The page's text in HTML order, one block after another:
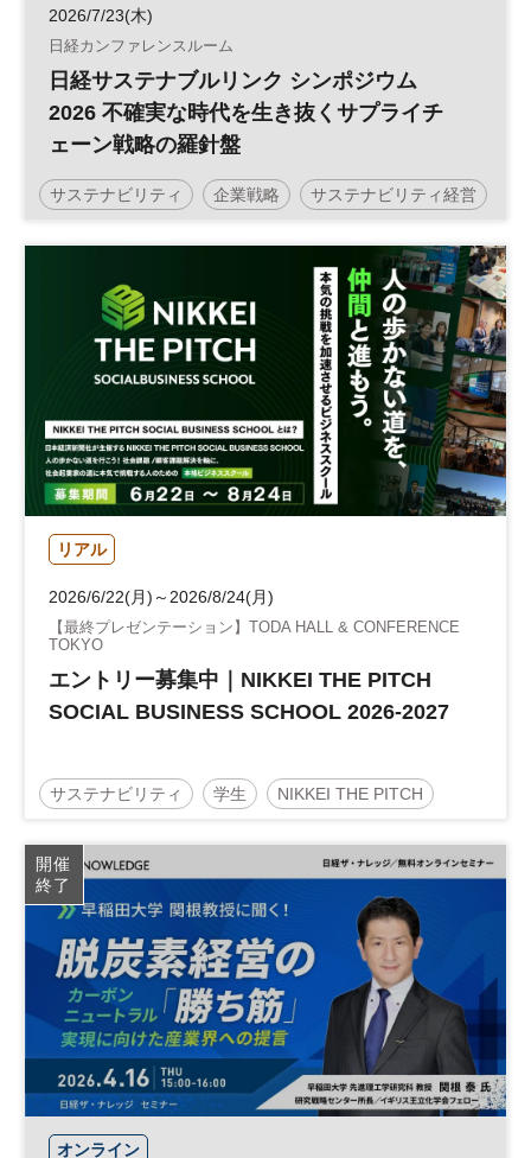
2026/7/23(木)
日経カンファレンスルーム
日経サステナブルリンク シンポジウム
2026 不確実な時代を生き抜くサプライチ
ェーン戦略の羅針盤
サステナビリティ 企業戦略 サステナビリティ経営
経営戦略 SDGs サプライチェーン 参加無料
リアル
2026/6/22(月)～2026/8/24(月)
【最終プレゼンテーション】TODA HALL & CONFERENCE
TOKYO
エントリー募集中｜NIKKEI THE PITCH
SOCIAL BUSINESS SCHOOL 2026-2027
サステナビリティ 学生 NIKKEI THE PITCH
社会課題 地方創生 起業
参加無料
開催
終了
オンライン